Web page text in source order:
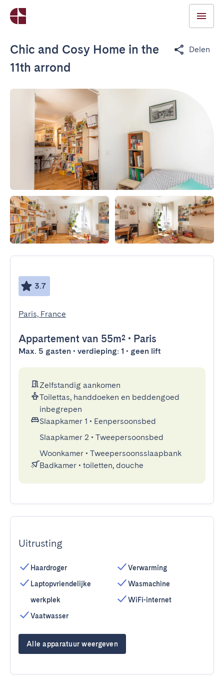
Chic and Cosy Home in the
11th arrond
Delen
3.7
Paris, France
Appartement van 55m² • Paris
Max. 5 gasten • verdieping: 1 • geen lift
Zelfstandig aankomen
Toilettas, handdoeken en beddengoed
inbegrepen
Slaapkamer 1 • Eenpersoonsbed
Slaapkamer 2 • Tweepersoonsbed
Woonkamer • Tweepersoonsslaapbank
Badkamer • toiletten, douche
Uitrusting
Haardroger
Laptopvriendelijke
werkplek
Vaatwasser
Verwarming
Wasmachine
WiFi-internet
Alle apparatuur weergeven